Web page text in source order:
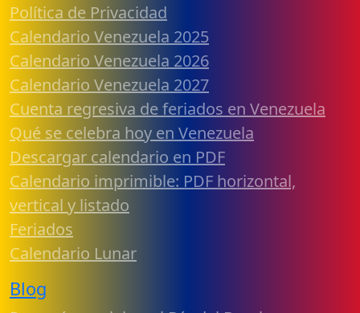
Política de Privacidad
Calendario Venezuela 2025
Calendario Venezuela 2026
Calendario Venezuela 2027
Cuenta regresiva de feriados en Venezuela
Qué se celebra hoy en Venezuela
Descargar calendario en PDF
Calendario imprimible: PDF horizontal,
vertical y listado
Feriados
Calendario Lunar
Blog